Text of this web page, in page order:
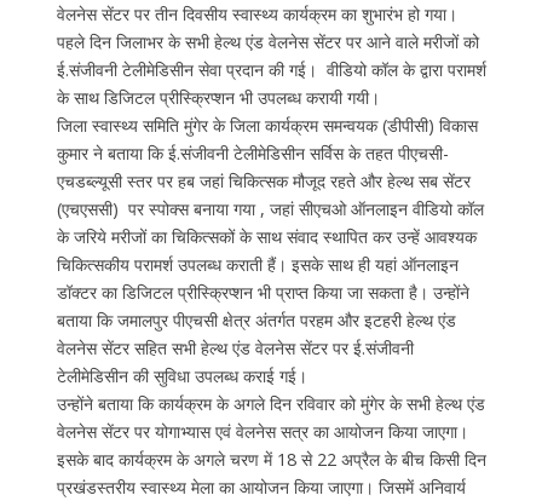
वेलनेस सेंटर पर तीन दिवसीय स्वास्थ्य कार्यक्रम का शुभारंभ हो गया।
पहले दिन जिलाभर के सभी हेल्थ एंड वेलनेस सेंटर पर आने वाले मरीजों को
ई.संजीवनी टेलीमेडिसीन सेवा प्रदान की गई। वीडियो कॉल के द्वारा परामर्श
के साथ डिजिटल प्रीस्क्रिप्शन भी उपलब्ध करायी गयी।
जिला स्वास्थ्य समिति मुंगेर के जिला कार्यक्रम समन्वयक (डीपीसी) विकास
कुमार ने बताया कि ई.संजीवनी टेलीमेडिसीन सर्विस के तहत पीएचसी-
एचडब्ल्यूसी स्तर पर हब जहां चिकित्सक मौजूद रहते और हेल्थ सब सेंटर
(एचएससी) पर स्पोक्स बनाया गया , जहां सीएचओ ऑनलाइन वीडियो कॉल
के जरिये मरीजों का चिकित्सकों के साथ संवाद स्थापित कर उन्हें आवश्यक
चिकित्सकीय परामर्श उपलब्ध कराती हैं। इसके साथ ही यहां ऑनलाइन
डॉक्टर का डिजिटल प्रीस्क्रिप्शन भी प्राप्त किया जा सकता है। उन्होंने
बताया कि जमालपुर पीएचसी क्षेत्र अंतर्गत परहम और इटहरी हेल्थ एंड
वेलनेस सेंटर सहित सभी हेल्थ एंड वेलनेस सेंटर पर ई.संजीवनी
टेलीमेडिसीन की सुविधा उपलब्ध कराई गई।
उन्होंने बताया कि कार्यक्रम के अगले दिन रविवार को मुंगेर के सभी हेल्थ एंड
वेलनेस सेंटर पर योगाभ्यास एवं वेलनेस सत्र का आयोजन किया जाएगा।
इसके बाद कार्यक्रम के अगले चरण में 18 से 22 अप्रैल के बीच किसी दिन
प्रखंडस्तरीय स्वास्थ्य मेला का आयोजन किया जाएगा। जिसमें अनिवार्य